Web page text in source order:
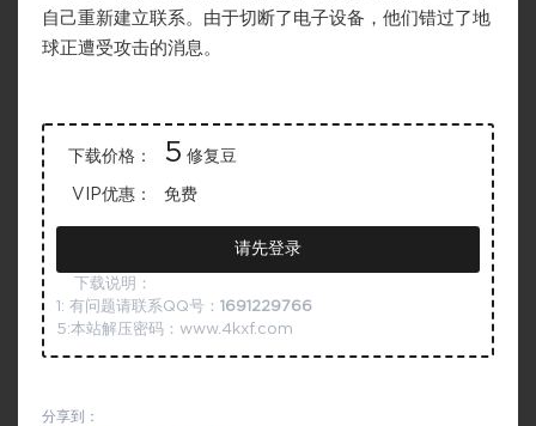
自己重新建立联系。由于切断了电子设备，他们错过了地
球正遭受攻击的消息。
下载价格： 5 修复豆
VIP优惠： 免费
请先登录
下载说明：
1: 有问题请联系QQ号： 1691229766
5:本站解压密码：www.4kxf.com
分享到：